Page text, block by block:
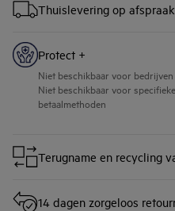
Thuislevering op afspraak
Protect +
Niet beschikbaar voor bedrijven
Niet beschikbaar voor specifieke
betaalmethoden
Terugname en recycling
14 dagen zorgeloos